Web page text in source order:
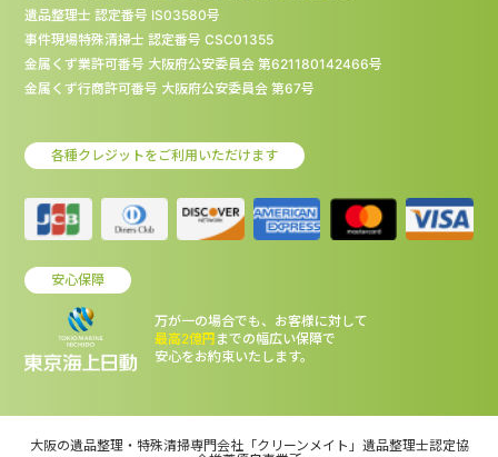
遺品整理士 認定番号 IS03580号
事件現場特殊清掃士 認定番号 CSC01355
金属くず業許可番号 大阪府公安委員会 第621180142466号
金属くず行商許可番号 大阪府公安委員会 第67号
各種クレジットをご利用いただけます
安心保障
万が一の場合でも、お客様に対して
最高2億円 までの幅広い保障で
安心をお約束いたします。
大阪の遺品整理・特殊清掃専門会社「クリーンメイト」遺品整理士認定協